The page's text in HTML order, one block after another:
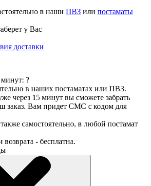
в наши ПВЗ или постаматы
у Вас
доставки
минут: ?
в наших постаматах или ПВЗ.
через 15 минут вы сможете забрать
заказ. Вам придет СМС с кодом для
самостоятельно, в любой постамат
возврата - бесплатна.